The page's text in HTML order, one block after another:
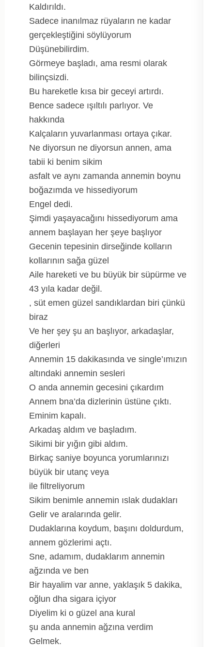
Kaldırıldı.
Sadece inanılmaz rüyaların ne kadar
gerçekleştiğini söylüyorum
Düşünebilirdim.
Görmeye başladı, ama resmi olarak
bilinçsizdi.
Bu hareketle kısa bir geceyi artırdı.
Bence sadece ışıltılı parlıyor. Ve
hakkında
Kalçaların yuvarlanması ortaya çıkar.
Ne diyorsun ne diyorsun annen, ama
tabii ki benim sikim
asfalt ve aynı zamanda annemin boynu
boğazımda ve hissediyorum
Engel dedi.
Şimdi yaşayacağını hissediyorum ama
annem başlayan her şeye başlıyor
Gecenin tepesinin dirseğinde kolların
kollarının sağa güzel
Aile hareketi ve bu büyük bir süpürme ve
43 yıla kadar değil.
, süt emen güzel sandıklardan biri çünkü
biraz
Ve her şey şu an başlıyor, arkadaşlar,
diğerleri
Annemin 15 dakikasında ve single’ımızın
altındaki annemin sesleri
O anda annemin gecesini çıkardım
Annem bna’da dizlerinin üstüne çıktı.
Eminim kapalı.
Arkadaş aldım ve başladım.
Sikimi bir yığın gibi aldım.
Birkaç saniye boyunca yorumlarınızı
büyük bir utanç veya
ile filtreliyorum
Sikim benimle annemin ıslak dudakları
Gelir ve aralarında gelir.
Dudaklarına koydum, başını doldurdum,
annem gözlerimi açtı.
Sne, adamım, dudaklarım annemin
ağzında ve ben
Bir hayalim var anne, yaklaşık 5 dakika,
oğlun dha sigara içiyor
Diyelim ki o güzel ana kural
şu anda annemin ağzına verdim
Gelmek.